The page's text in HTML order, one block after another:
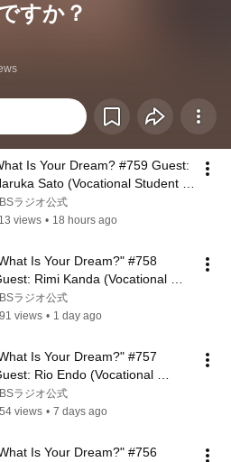
すか？
Is Your Dream? #759 Guest:
Sato (Vocational Student /
Aquarium & Technology)
ラジオ公式
views • 18 hours ago
Is Your Dream?" #758
Rimi Kanda (Vocational
Concert Production &
Techn...
ラジオ公式
views • 1 day ago
Is Your Dream?" #757
Rio Endo (Vocational
/ Game Graphics &
ラジオ公式
views • 7 days ago
Is Your Dream?" #756